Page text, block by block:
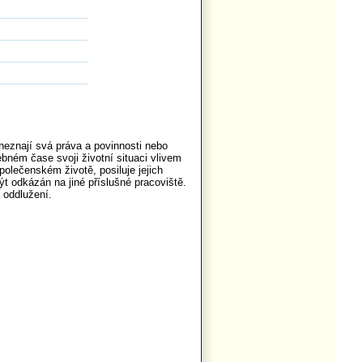
svá práva a povinnosti nebo
čase svoji životní situaci vlivem
životě, posiluje jejich
odkázán na jiné příslušné pracoviště.